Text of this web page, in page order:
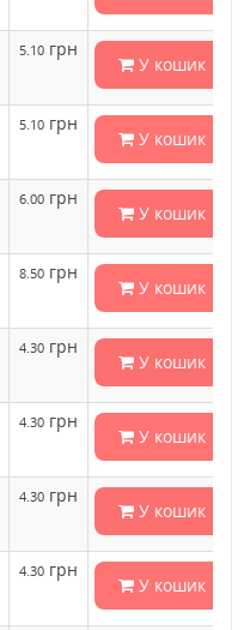
5.10 грн
У кошик
5.10 грн
У кошик
6.00 грн
У кошик
8.50 грн
У кошик
4.30 грн
У кошик
4.30 грн
У кошик
4.30 грн
У кошик
4.30 грн
У кошик